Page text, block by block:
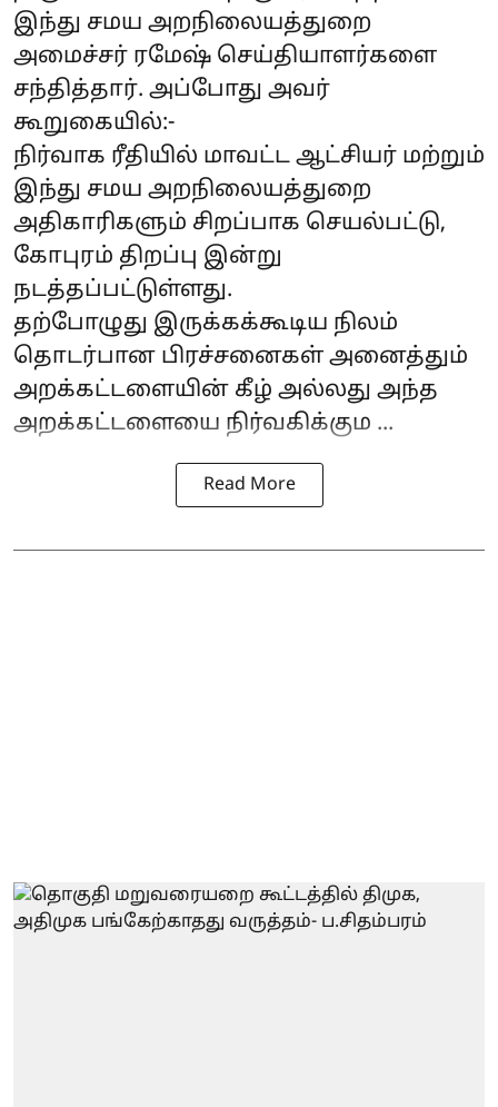
இந்து சமய அறநிலையத்துறை
அமைச்சர் ரமேஷ் செய்தியாளர்களை
சந்தித்தார். அப்போது அவர்
கூறுகையில்:-
நிர்வாக ரீதியில் மாவட்ட ஆட்சியர் மற்றும்
இந்து சமய அறநிலையத்துறை
அதிகாரிகளும் சிறப்பாக செயல்பட்டு,
கோபுரம் திறப்பு இன்று
நடத்தப்பட்டுள்ளது.
தற்போழுது இருக்கக்கூடிய நிலம்
தொடர்பான பிரச்சனைகள் அனைத்தும்
அறக்கட்டளையின் கீழ் அல்லது அந்த
அறக்கட்டளையை நிர்வகிக்கும ...
Read More